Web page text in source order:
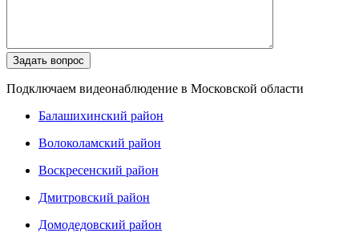
Подключаем видеонаблюдение в Московской области
Балашихинский район
Волоколамский район
Воскресенский район
Дмитровский район
Домодедовский район